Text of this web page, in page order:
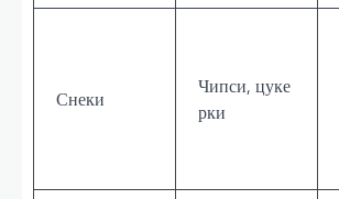
Снеки
Чипси, цуке
рки